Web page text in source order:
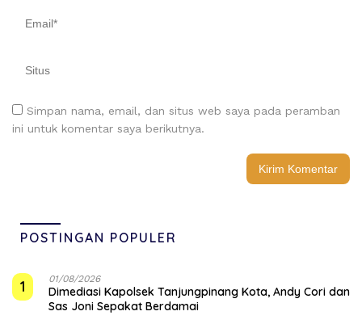
Simpan nama, email, dan situs web saya pada peramban
ini untuk komentar saya berikutnya.
POSTINGAN POPULER
1 01/08/2026
Dimediasi Kapolsek Tanjungpinang Kota, Andy Cori dan
Sas Joni Sepakat Berdamai